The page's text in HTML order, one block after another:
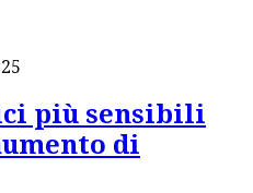
più sensibili
di